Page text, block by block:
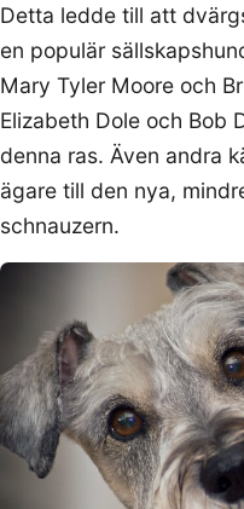
Detta ledde till att
en populär
Mary Tyler Moore och
Elizabeth Dole och Bob
denna ras. Även andra
ägare till den nya,
schnauzern.